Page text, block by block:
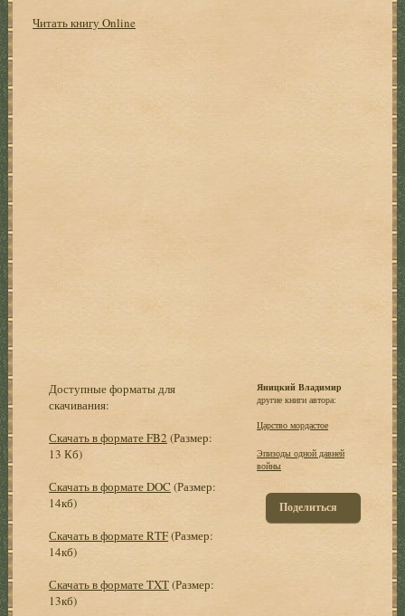
Читать книгу Online
Доступные форматы для
скачивания:
Скачать в формате FB2 (Размер:
13 Кб)
Скачать в формате DOC (Размер:
14кб)
Скачать в формате RTF(Размер:
14кб)
Скачать в формате TXT(Размер:
13кб)
Яницкий Владимир
другие книги автора:
Царство мордастое
Эпизоды одной давней
войны
Поделиться